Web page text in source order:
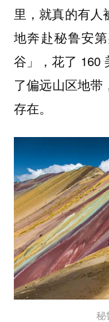
里，就真的有
地奔赴秘鲁安
谷」，花了 160
了偏远山区地
存在。
秘